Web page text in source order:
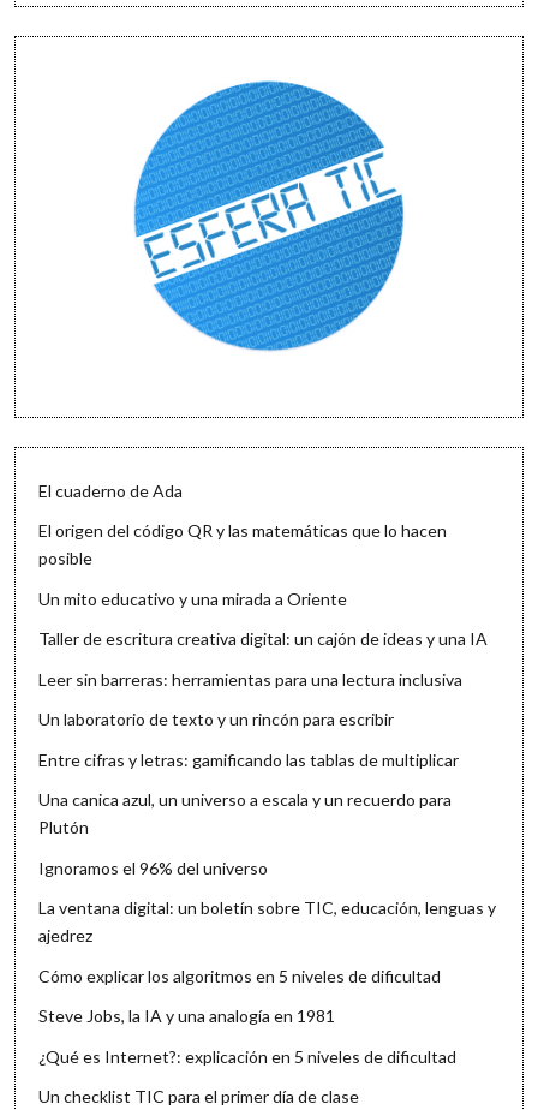
El cuaderno de Ada
El origen del código QR y las matemáticas que lo hacen
posible
Un mito educativo y una mirada a Oriente
Taller de escritura creativa digital: un cajón de ideas y una IA
Leer sin barreras: herramientas para una lectura inclusiva
Un laboratorio de texto y un rincón para escribir
Entre cifras y letras: gamificando las tablas de multiplicar
Una canica azul, un universo a escala y un recuerdo para
Plutón
Ignoramos el 96% del universo
La ventana digital: un boletín sobre TIC, educación, lenguas y
ajedrez
Cómo explicar los algoritmos en 5 niveles de dificultad
Steve Jobs, la IA y una analogía en 1981
¿Qué es Internet?: explicación en 5 niveles de dificultad
Un checklist TIC para el primer día de clase